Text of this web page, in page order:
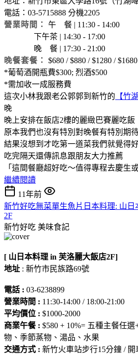
電話：03-5715888 分機2205
營業時間：
午 餐 | 11:30 - 14:00
下午茶 | 14:30 - 17:00
晚 餐 | 17:30 - 21:00
晚餐套餐：
$680 / $880 / $1280 / $1680
*葡萄酒開瓶費$300; 烈酒$500
*需加收一成服務費
這次小林我跟老公郭郭到新竹的 【竹
晚
晚上安排在飯店2樓的麗緻巴賽麗吃飯
原本我們也沒有特別對晚餐有特別期
結果沒想到才吃第一道菜我們就覺得
吃完隔天還傳訊息跟朋友大力推薦
「這間餐廳超好吃～值得專程去慶生
繼續閱讀
11年前
新竹好吃無菜單生魚片日本料理: 山
2F
新竹好吃 美味食記
[ 山日本料理 in 芙洛麗大飯店2F]
地址 : 新竹市民族路69號
電話 : 03-6238899
營業時間 : 11:30-14:00 / 18:00-21:00
平均價位 : $1000-2000
商業午餐 : $580 + 10%= 五種主餐任
物、季節蒸物、湯品、水果
交通方式 : 新竹火車站步行15分鐘 / 開